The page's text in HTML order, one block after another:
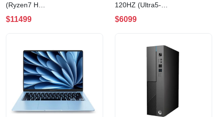
(Ryzen7 H
255+RTX5060+16G+1T+Win11
Pro)電競手提電腦
$11499
120HZ (Ultra5-
226V+16GB+512GB+Win11
Pro) 手提電腦
$6099